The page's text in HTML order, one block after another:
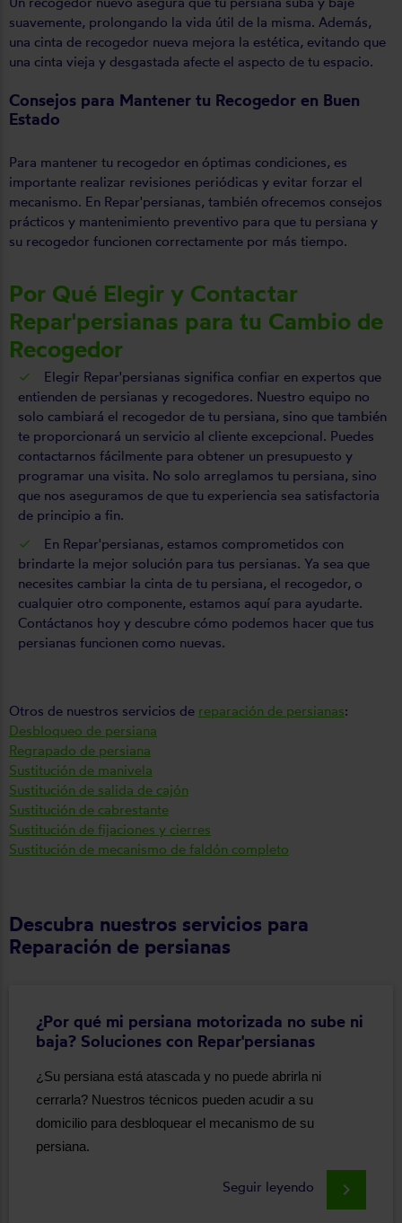
suavemente, prolongando la vida útil de la misma. Además,
una cinta de recogedor nueva mejora la estética, evitando que
una cinta vieja y desgastada afecte el aspecto de tu espacio.
Consejos para Mantener tu Recogedor en Buen
Estado
Para mantener tu recogedor en óptimas condiciones, es
importante realizar revisiones periódicas y evitar forzar el
mecanismo. En Repar'persianas, también ofrecemos consejos
prácticos y mantenimiento preventivo para que tu persiana y
su recogedor funcionen correctamente por más tiempo.
Por Qué Elegir y Contactar
Repar'persianas para tu Cambio de
Recogedor
Elegir Repar'persianas significa confiar en expertos que
entienden de persianas y recogedores. Nuestro equipo no
solo cambiará el recogedor de tu persiana, sino que también
te proporcionará un servicio al cliente excepcional. Puedes
contactarnos fácilmente para obtener un presupuesto y
programar una visita. No solo arreglamos tu persiana, sino
que nos aseguramos de que tu experiencia sea satisfactoria
de principio a fin.
En Repar'persianas, estamos comprometidos con
brindarte la mejor solución para tus persianas. Ya sea que
necesites cambiar la cinta de tu persiana, el recogedor, o
cualquier otro componente, estamos aquí para ayudarte.
Contáctanos hoy y descubre cómo podemos hacer que tus
persianas funcionen como nuevas.
Otros de nuestros servicios de reparación de persianas:
Desbloqueo de persiana
Regrapado de persiana
Sustitución de manivela
Sustitución de salida de cajón
Sustitución de cabrestante
Sustitución de fijaciones y cierres
Sustitución de mecanismo de faldón completo
Descubra nuestros servicios para
Reparación de persianas
¿Por qué mi persiana motorizada no sube ni
baja? Soluciones con Repar'persianas
¿Su persiana está atascada y no puede abrirla ni
cerrarla? Nuestros técnicos pueden acudir a su
domicilio para desbloquear el mecanismo de su
persiana.
Seguir leyendo keyboard_arrow_right